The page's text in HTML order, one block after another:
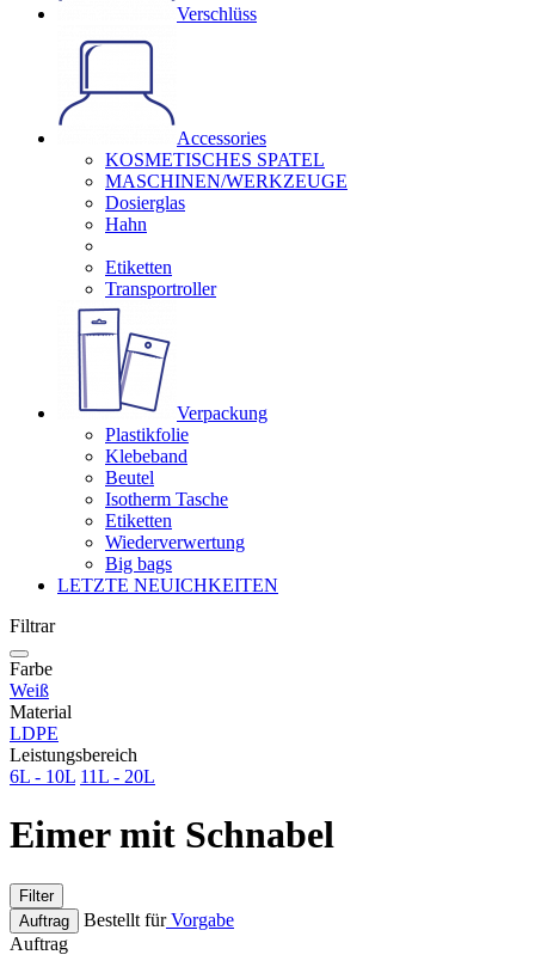
Verschlüss
Accessories
KOSMETISCHES SPATEL
MASCHINEN/WERKZEUGE
Dosierglas
Hahn
Etiketten
Transportroller
Verpackung
Plastikfolie
Klebeband
Beutel
Isotherm Tasche
Etiketten
Wiederverwertung
Big bags
LETZTE NEUICHKEITEN
Filtrar
Farbe
Weiß
Material
LDPE
Leistungsbereich
6L - 10L 11L - 20L
Eimer mit Schnabel
Filter
Auftrag
Bestellt fürVorgabe
Auftrag